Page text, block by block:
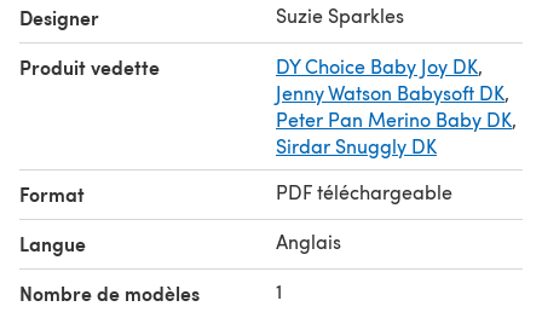
Designer Suzie Sparkles
Produit vedette DY Choice Baby Joy DK,
Jenny Watson Babysoft DK,
Peter Pan Merino Baby DK,
Sirdar Snuggly DK
Format PDF téléchargeable
Langue Anglais
Nombre de modèles 1